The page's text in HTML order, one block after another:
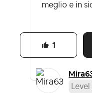
meglio e in
1